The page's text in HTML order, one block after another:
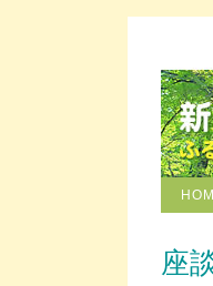
座